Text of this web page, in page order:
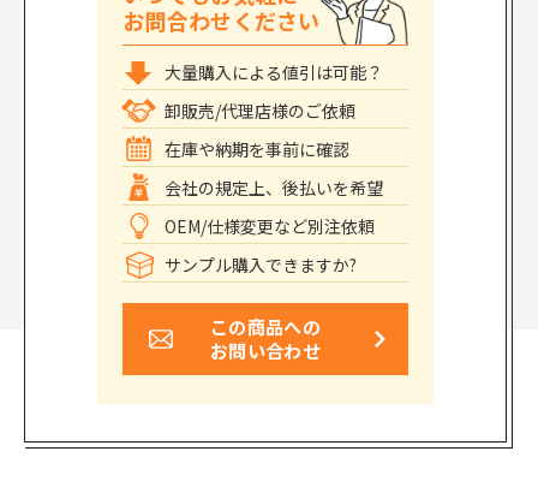
お問合わせください
大量購入による値引は可能？
卸販売/代理店様のご依頼
在庫や納期を事前に確認
会社の規定上、後払いを希望
OEM/仕様変更など別注依頼
サンプル購入できますか?
この商品への
お問い合わせ